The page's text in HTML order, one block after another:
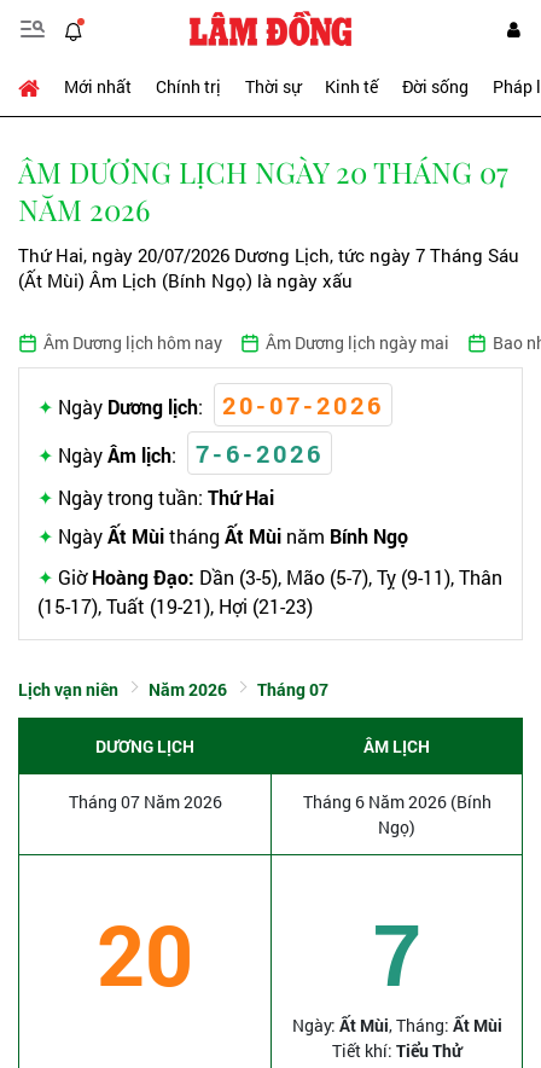
Mới nhất Chính trị Thời sự Kinh tế Đời sống Pháp
ÂM DƯƠNG LỊCH NGÀY 20 THÁNG 07
NĂM 2026
Thứ Hai, ngày 20/07/2026 Dương Lịch, tức ngày 7 Tháng Sáu
(Ất Mùi) Âm Lịch (Bính Ngọ) là ngày xấu
Âm Dương lịch hôm nay Âm Dương lịch ngày mai Bao
Ngày Dương lịch: 20-07-2026
NgàyÂm lịch: 7-6-2026
Ngày trong tuần: Thứ Hai
NgàyẤt Mùitháng Ất Mùi năm Bính Ngọ
GiờHoàng Đạo: Dần (3-5), Mão (5-7), Tỵ (9-11), Thân
(15-17), Tuất (19-21), Hợi (21-23)
Lịch vạn niên Năm 2026 Tháng 07
DƯƠNG LỊCH ÂM LỊCH
Tháng 07 Năm 2026
Tháng 6 Năm 2026 (Bính
Ngọ)
20 7
Ngày: Ất Mùi, Tháng: Ất Mùi
Tiết khí: Tiểu Thử